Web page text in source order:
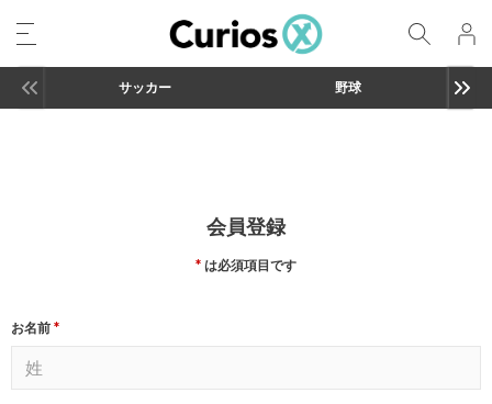
サッカー 野球
会員登録
* は必須項目です
お名前 *